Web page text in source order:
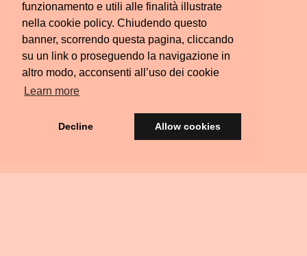
funzionamento e utili alle finalità illustrate
nella cookie policy. Chiudendo questo
banner, scorrendo questa pagina, cliccando
su un link o proseguendo la navigazione in
altro modo, acconsenti all’uso dei cookie
Learn more
Decline Allow cookies